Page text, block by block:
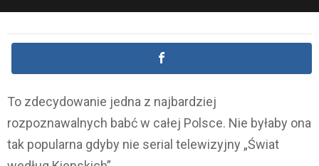
To zdecydowanie jedna z najbardziej
rozpoznawalnych babć w całej Polsce. Nie byłaby ona
tak popularna gdyby nie serial telewizyjny „Świat